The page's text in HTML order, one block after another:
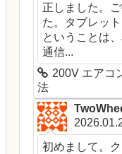
正しました。
た。タブレッ
ということは
通信...
200V エアコ
法
初めまして。